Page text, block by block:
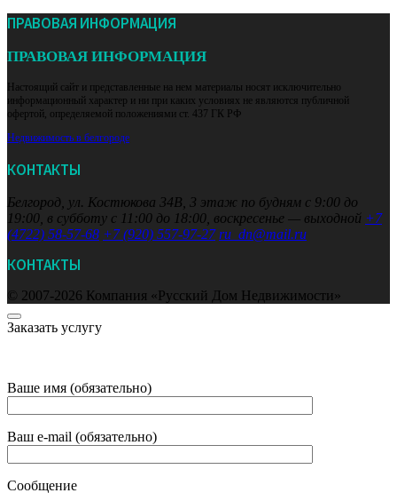
ПРАВОВАЯ ИНФОРМАЦИЯ
ПРАВОВАЯ ИНФОРМАЦИЯ
Настоящий сайт и представленные на нем материалы носят исключительно
информационный характер и ни при каких условиях не являются публичной
офертой, определяемой положениями ст. 437 ГК РФ
Недвижимость в белгороде
КОНТАКТЫ
Белгород, ул. Костюкова 34В, 3 этаж по будням с 9:00 до
19:00, в субботу с 11:00 до 18:00, воскресенье — выходной +7
(4722) 58-57-68 +7 (920) 557-97-27 ru_dn@mail.ru
КОНТАКТЫ
© 2007-2026 Компания «Русский Дом Недвижимости»
Заказать услугу
Ваше имя (обязательно)
Ваш e-mail (обязательно)
Сообщение